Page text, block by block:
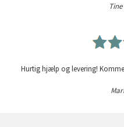
Hurtig hjælp og levering!